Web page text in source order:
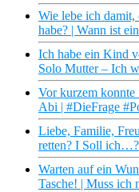
Wie lebe ich damit,
habe? | Wann ist
Ich habe ein Kind
Solo Mutter – Ich
Vor kurzem konnte
Abi | #DieFrage
Liebe, Familie,
retten? I Soll
Warten auf ein
Tasche! | Muss ich